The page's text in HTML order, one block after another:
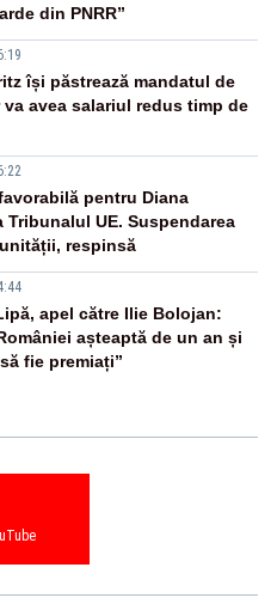
din PNRR”
își păstrează mandatul de
va avea salariul redus timp de
pentru Diana
Tribunalul UE. Suspendarea
respinsă
apel către Ilie Bolojan:
așteaptă de un an și
fie premiați”